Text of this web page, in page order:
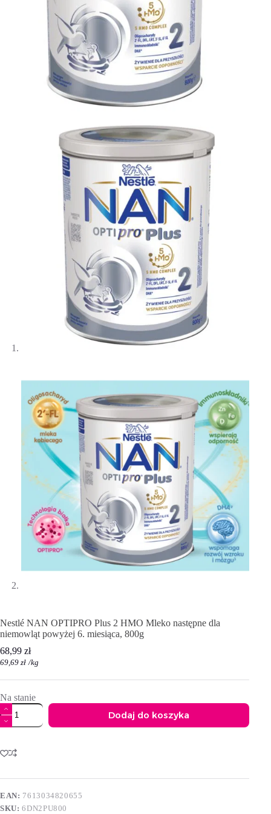
Nestlé NAN OPTIPRO Plus 2 HMO Mleko następne dla
niemowląt powyżej 6. miesiąca, 800g
68,99 zł
69,69 zł /kg
Na stanie
ilość
Nestlé
NAN
Plus
2
Mleko
dla
niemowląt
Dodaj do koszyka
t
r
a
t
EAN: 7613034820655
SKU:6DN2PU800